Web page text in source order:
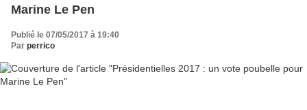
Marine Le Pen
Publié le 07/05/2017 à 19:40
Par perrico